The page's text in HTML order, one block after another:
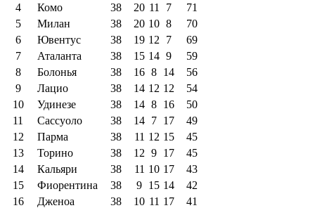
4
Комо 38 20 11 7
71
5
Милан 38 20 10 8
70
6
Ювентус 38 19 12 7
69
7
Аталанта 38 15 14 9
59
8
Болонья 38 16 8 14
56
9
Лацио 38 14 12 12
54
10
Удинезе 38 14 8 16
50
11
Сассуоло 38 14 7 17
49
12
Парма 38 11 12 15
45
13
Торино 38 12 9 17
45
14
Кальяри 38 11 10 17
43
15
Фиорентина 38 9 15 14
42
16
Дженоа 38 10 11 17
41